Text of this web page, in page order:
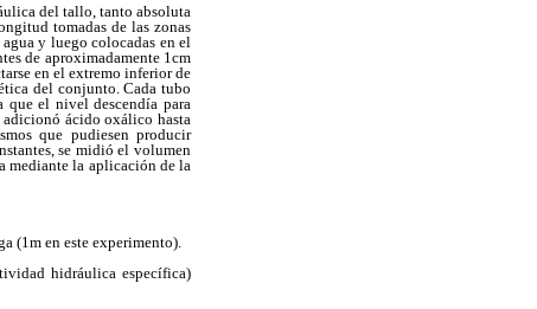
del tallo, tanto absoluta
tomadas de las zonas
y luego colocadas en el
de aproximadamente 1cm
en el extremo inferior de
del conjunto. Cada tubo
que el nivel descendía para
ácido oxálico hasta
que pudiesen producir
se midió el volumen
mediante la aplicación de la
(1m en este experimento).
hidráulica específica)